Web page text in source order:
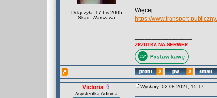
Dołączyła: 17 Lis 2005
Skąd: Warszawa
Więcej:
https://www.transport-
ZRZUTKA NA SERWER
Victoria
Asystentka Admina
Wysłany: 02-08-2021, 15:17